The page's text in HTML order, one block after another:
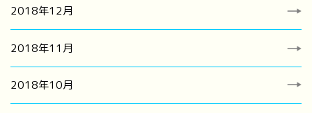
2018年12月
2018年11月
2018年10月